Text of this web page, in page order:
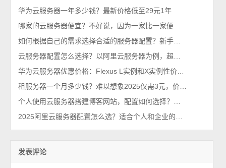
华为云服务器一年多少钱？最新价格低至29元1年
发表评论